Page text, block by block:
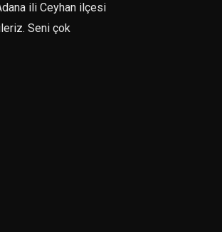
ili Ceyhan ilçesi
Seni çok